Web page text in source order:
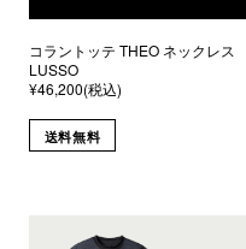
コラントッテ THEO ネックレス
LUSSO
¥46,200(税込)
送料無料